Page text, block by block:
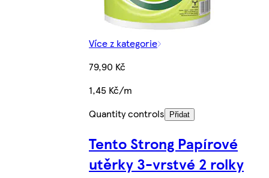
Více z kategorie
79,90 Kč
1,45 Kč/m
Quantity controls
Přidat
Tento Strong Papírové
utěrky 3-vrstvé 2 rolky